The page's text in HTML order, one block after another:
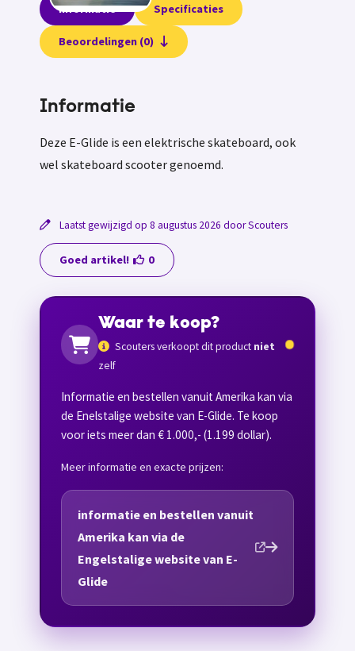
Informatie Specificaties
Beoordelingen (0)
Informatie
Deze E-Glide is een elektrische skateboard, ook
wel skateboard scooter genoemd.
Laatst gewijzigd op 8 augustus 2026 door Scouters
Goed artikel! 0
Waar te koop?
Scouters verkoopt dit product niet
zelf
Informatie en bestellen vanuit Amerika kan via
de Enelstalige website van E-Glide. Te koop
voor iets meer dan € 1.000,- (1.199 dollar).
Meer informatie en exacte prijzen:
informatie en bestellen vanuit
Amerika kan via de
Engelstalige website van E-
Glide